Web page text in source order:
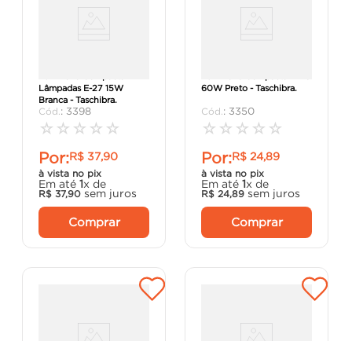
Lâmpadas E-27 15W
Branca - Taschibra.
: 3398
☆ ☆ ☆ ☆ ☆
Por:R$ 37,90
à vista no pix
Em até 1x de
R$ 37,90 sem juros
Comprar
60W Preto - Taschibra.
: 3350
☆ ☆ ☆ ☆ ☆
Por:R$ 24,89
à vista no pix
Em até 1x de
R$ 24,89 sem juros
Comprar